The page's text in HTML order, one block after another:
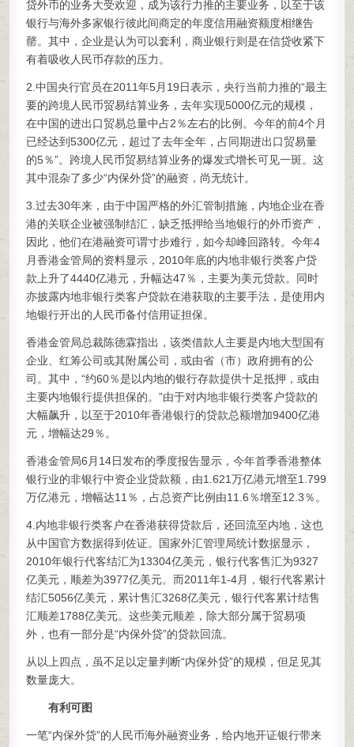
贷外币的业务大受欢迎，成为该行力推的主要业务，以至于该
银行与海外多家银行彼此间商定的年度信用融资额度相继告
罄。其中，企业是认为可以套利，商业银行则是在信贷收紧下
有着吸收人民币存款的压力。
2.中国央行官员在2011年5月19日表示，央行当前力推的“最主
要的跨境人民币贸易结算业务，去年实现5000亿元的规模，
在中国的进出口贸易总量中占2％左右的比例。今年的前4个月
已经达到5300亿元，超过了去年全年，占同期进出口贸易量
的5％”。跨境人民币贸易结算业务的爆发式增长可见一斑。这
其中混杂了多少“内保外贷”的融资，尚无统计。
3.过去30年来，由于中国严格的外汇管制措施，内地企业在香
港的关联企业被强制结汇，缺乏抵押给当地银行的外币资产，
因此，他们在港融资可谓寸步难行，如今却峰回路转。今年4
月香港金管局的资料显示，2010年底的内地非银行类客户贷
款上升了4440亿港元，升幅达47％，主要为美元贷款。同时
亦披露内地非银行类客户贷款在港获取的主要手法，是使用内
地银行开出的人民币备付信用证担保。
香港金管局总裁陈德霖指出，该类借款人主要是内地大型国有
企业、红筹公司或其附属公司，或由省（市）政府拥有的公
司。其中，“约60％是以内地的银行存款提供十足抵押，或由
主要内地银行提供担保的。”由于对内地非银行类客户贷款的
大幅飙升，以至于2010年香港银行的贷款总额增加9400亿港
元，增幅达29％。
香港金管局6月14日发布的季度报告显示，今年首季香港整体
银行业的非银行中资企业贷款额，由1.621万亿港元增至1.799
万亿港元，增幅达11％，占总资产比例由11.6％增至12.3％。
4.内地非银行类客户在香港获得贷款后，还回流至内地，这也
从中国官方数据得到佐证。国家外汇管理局统计数据显示，
2010年银行代客结汇为13304亿美元，银行代客售汇为9327
亿美元，顺差为3977亿美元。而2011年1-4月，银行代客累计
结汇5056亿美元，累计售汇3268亿美元，银行代客累计结售
汇顺差1788亿美元。这些美元顺差，除大部分属于贸易项
外，也有一部分是“内保外贷”的贷款回流。
从以上四点，虽不足以定量判断“内保外贷”的规模，但足见其
数量庞大。
有利可图
一笔“内保外贷”的人民币海外融资业务，给内地开证银行带来